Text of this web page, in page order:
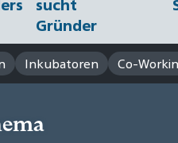
sucht
Gründer
Inkubatoren Co-